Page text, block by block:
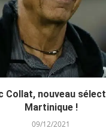
Collat, nouveau
Martinique !
09/12/2021